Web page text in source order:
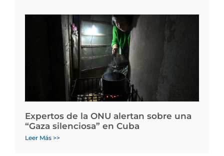
Expertos de la ONU alertan sobre una
“Gaza silenciosa” en Cuba
Leer Más >>